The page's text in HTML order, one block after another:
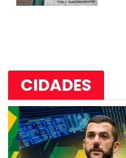
CIDADES